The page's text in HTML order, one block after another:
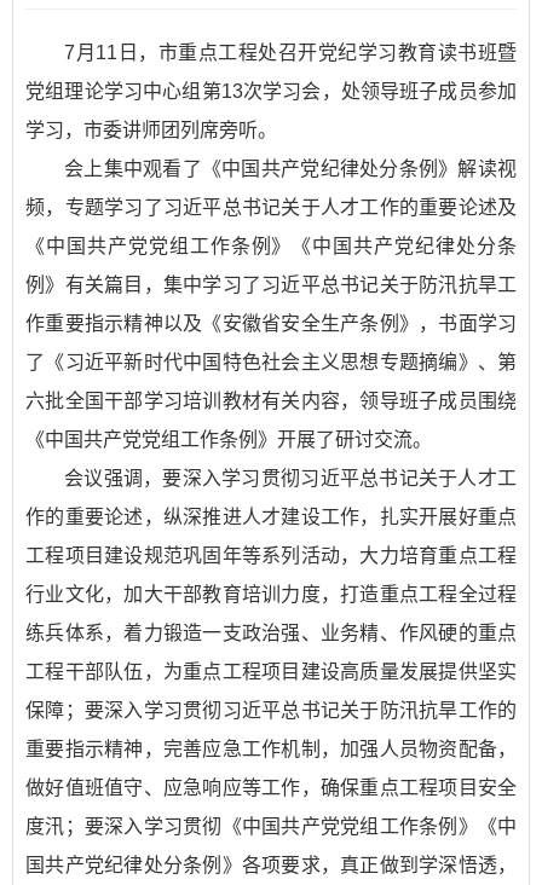
7月11日，市重点工程处召开党纪学习教育读书班暨
党组理论学习中心组第13次学习会，处领导班子成员参加
学习，市委讲师团列席旁听。
会上集中观看了 《中国共产党纪律处分条例》解读视
频，专题学习了习近平总书记关于人才工作的重要论述及
《中国共产党党组工作条例》
《中国共产党纪律处分条
例》 有关篇目，集中学习了习近平总书记关于防汛抗旱工
作重要指示精神以及 《安徽省安全生产条例》 ，书面学习
了 《习近平新时代中国特色社会主义思想专题摘编》 、第
六批全国干部学习培训教材有关内容，领导班子成员围绕
《中国共产党党组工作条例》 开展了研讨交流。
会议强调，要深入学习贯彻习近平总书记关于人才工
作的重要论述，纵深推进人才建设工作，扎实开展好重点
工程项目建设规范巩固年等系列活动，大力培育重点工程
行业文化，加大干部教育培训力度，打造重点工程全过程
练兵体系，着力锻造一支政治强、业务精、作风硬的重点
工程干部队伍，为重点工程项目建设高质量发展提供坚实
保障；要深入学习贯彻习近平总书记关于防汛抗旱工作的
重要指示精神，完善应急工作机制，加强人员物资配备，
做好值班值守、应急响应等工作，确保重点工程项目安全
度汛；要深入学习贯彻 《中国共产党党组工作条例》
《中
国共产党纪律处分条例》 各项要求，真正做到学深悟透，